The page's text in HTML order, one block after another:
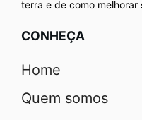
terra e de como
CONHEÇA
Home
Quem somos